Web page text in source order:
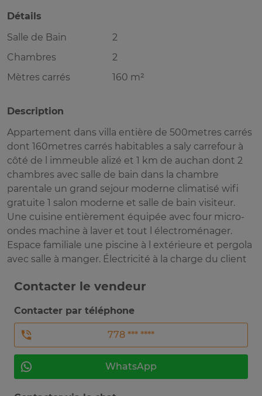
Détails
Salle de Bain
2
Chambres
2
Mètres carrés
160 m²
Description
Appartement dans villa entière de 500metres carrés
dont 160metres carrés habitables a saly carrefour à
côté de l immeuble alizé et 1 km de auchan dont 2
chambres avec salle de bain dans la chambre
parentale un grand sejour moderne climatisé wifi
gratuite 1 salon moderne et salle de bain visiteur.
Une cuisine entièrement équipée avec four micro-
ondes machine à laver et tout l électroménager.
Espace familiale une piscine à l extérieure et pergola
avec salle à manger. Électricité à la charge du client
Contacter le vendeur
Contacter par téléphone
778 *** ****
WhatsApp